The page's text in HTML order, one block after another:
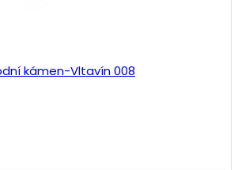
kámen-Vltavín 008